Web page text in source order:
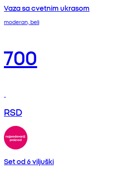
Vaza sa cvetnim ukrasom
moderan, beli
700
RSD
Set od 6 viljuški